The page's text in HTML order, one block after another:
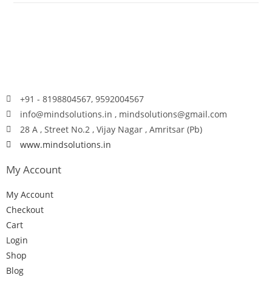
+91 - 8198804567, 9592004567
info@mindsolutions.in , mindsolutions@gmail.com
28 A , Street No.2 , Vijay Nagar , Amritsar (Pb)
www.mindsolutions.in
My Account
My Account
Checkout
Cart
Login
Shop
Blog